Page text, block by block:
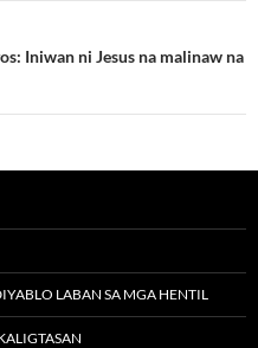
Iniwan ni Jesus na malinaw na
LABAN SA MGA HENTIL